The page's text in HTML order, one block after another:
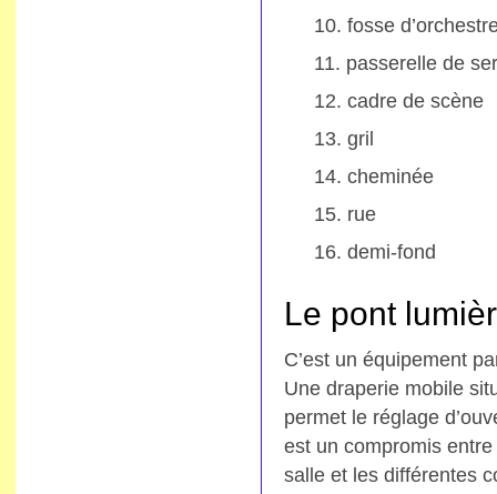
fosse
passerelle de
cadre de scène
gril
cheminée
rue
demi-fond
Le pont
C’est un équipement
Une draperie mobile
permet le réglage
est un compromis
salle et les différentes